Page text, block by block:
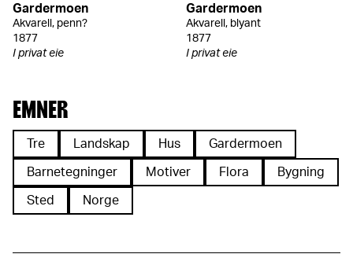
Gardermoen
Akvarell, penn?
1877
I privat eie
Gardermoen
Akvarell, blyant
1877
I privat eie
EMNER
Tre Landskap Hus Gardermoen
Barnetegninger Motiver Flora Bygning
Sted Norge